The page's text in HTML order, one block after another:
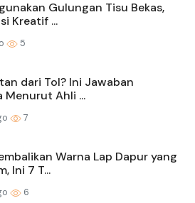
Gulungan Tisu Bekas,
Kreatif ...
5
dari Tol? Ini Jawaban
Menurut Ahli ...
7
Warna Lap Dapur yang
Ini 7 T...
6